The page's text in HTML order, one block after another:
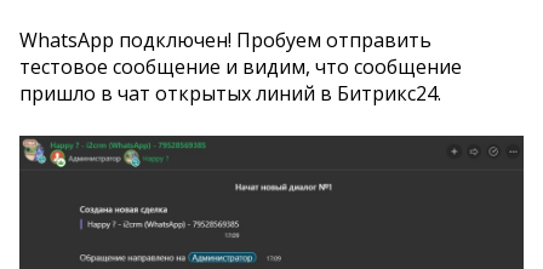
WhatsApp подключен! Пробуем отправить
тестовое сообщение и видим, что сообщение
пришло в чат открытых линий в Битрикс24.